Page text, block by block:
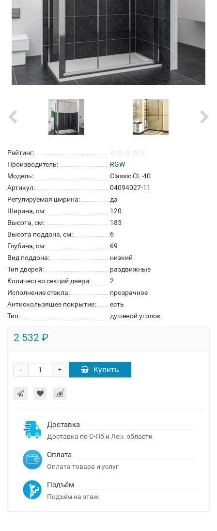
Рейтинг:
Производитель:
RGW
Модель:
Classic CL-40
Артикул:
04094027-11
Регулируемая ширина:
да
Ширина, см:
120
Высота, см:
185
Высота поддона, см:
6
Глубина, см:
69
Вид поддона:
низкий
Тип дверей:
раздвижные
Количество секций двери:
2
Исполнение стекла:
прозрачное
Антискользящее покрытие:
есть
Тип:
душевой уголок
2 532 ₽
+
- Купить
Доставка
Доставка по С-Пб и Лен. области
Оплата
Оплата товара и услуг
Подъём
Подъём на этаж